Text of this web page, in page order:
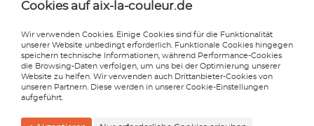
Aix-la-couleur
Sabine Syrig
Reinhardstraße 63
D-52078 Aachen
info@aix-la-couleur.de
Cookies auf aix-la-couleur.de
Wir verwenden Cookies. Einige Cookies sind für die Funktionalität
unserer Website unbedingt erforderlich. Funktionale Cookies hingegen
speichern technische Informationen, während Performance-Cookies
die Browsing-Daten verfolgen, um uns bei der Optimierung unserer
Website zu helfen. Wir verwenden auch Drittanbieter-Cookies von
unseren Partnern. Diese werden in unserer Cookie-Einstellungen
aufgeführt.